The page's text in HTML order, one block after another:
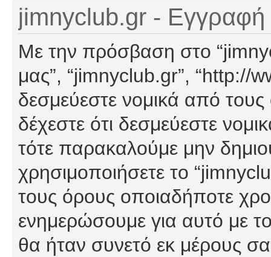
jimnyclub.gr - Εγγραφή
Με την πρόσβαση στο
μας”, “jimnyclub.gr”, “http://
δεσμεύεστε νομικά από
δέχεστε ότι δεσμεύεστε
τότε παρακαλούμε μην
χρησιμοποιήσετε το
τους όρους οποιαδήποτε
ενημερώσουμε για αυτό με
θα ήταν συνετό εκ μέρους